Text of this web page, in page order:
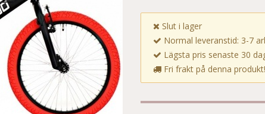
Slut i lager
Normal leveranstid: 3-7
Lägsta pris senaste 30
Fri frakt på denna produkt!